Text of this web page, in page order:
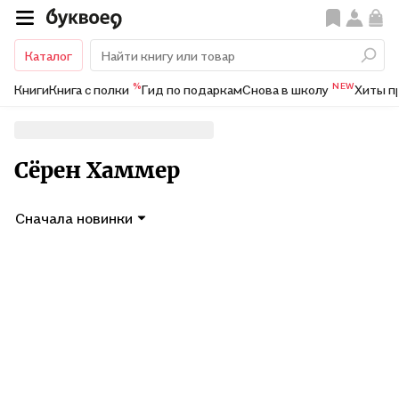
Каталог
КнигиКнига с полки %Гид по подаркамСнова в школу NEWХиты
Сёрен Хаммер
Сначала новинки